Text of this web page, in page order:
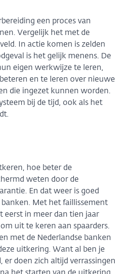
een proces van
Vergelijk het met de
In actie komen is zelden
is het gelijk menens. De
eigen werkwijze te leren,
en te leren over nieuwe
die ingezet kunnen worden.
bij de tijd, ook als het
hoe beter de
weten door de
En dat weer is goed
Met het faillissement
eerst in meer dan tien jaar
uit te keren aan spaarders.
met de Nederlandse banken
uitkering. Want al ben je
er doen zich altijd verrassingen